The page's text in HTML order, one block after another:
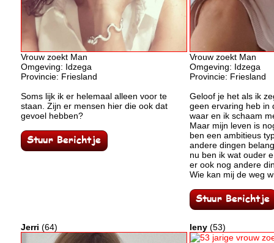
Vrouw zoekt Man
Omgeving: Idzega
Provincie: Friesland
Soms lijk ik er helemaal alleen voor te
staan. Zijn er mensen hier die ook dat
gevoel hebben?
Vrouw zoekt Man
Omgeving: Idzega
Provincie: Friesland
Geloof je het als ik
geen ervaring heb in
waar en ik schaam
Maar mijn leven is
ben een ambitieus
andere dingen
nu ben ik wat ouder
er ook nog andere
Wie kan mij de weg
Jerri (64) leny (53)